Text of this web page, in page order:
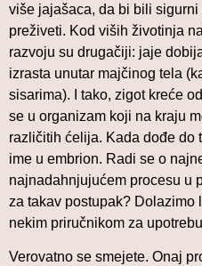
više jajašaca, da bi bili
preživeti. Kod viših životinja
razvoju su drugačiji: jaje
izrasta unutar majčinog tela
sisarima). I tako, zigot kreće
se u organizam koji na kraju
različitih ćelija. Kada dođe do
ime u embrion. Radi se o
najnadahnjujućem procesu u
za takav postupak? Dolazimo
nekim priručnikom za
Verovatno se smejete. Onaj